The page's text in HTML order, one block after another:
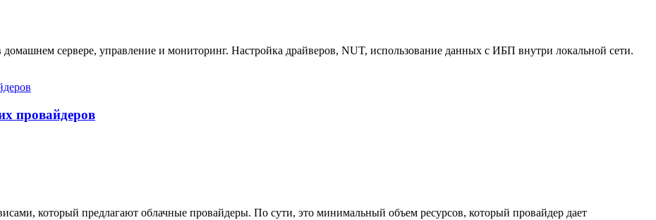
сервере, управление и мониторинг. Настройка драйверов, NUT, использование данных с ИБП внутри локальной сети.
провайдеров
который предлагают облачные провайдеры. По сути, это минимальный объем ресурсов, который провайдер дает